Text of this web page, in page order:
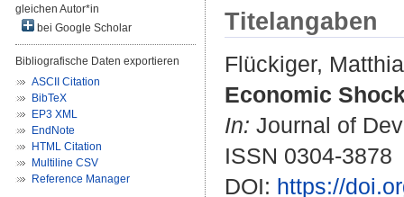
gleichen Autor*in
bei Google Scholar
Bibliografische Daten exportieren
ASCII Citation
BibTeX
EP3 XML
EndNote
HTML Citation
Multiline CSV
Reference Manager
Titelangaben
Flückiger,
Economic
In: Journal of
ISSN 0304-3878
DOI: https://